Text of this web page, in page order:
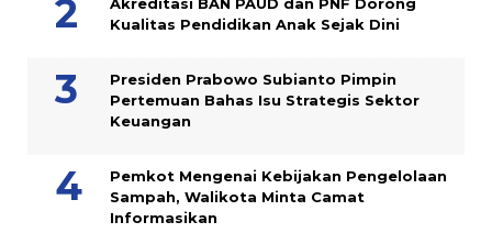
Kualitas Pendidikan Anak Sejak Dini
Presiden Prabowo Subianto Pimpin
Pertemuan Bahas Isu Strategis Sektor
Keuangan
Pemkot Mengenai Kebijakan Pengelolaan
Sampah, Walikota Minta Camat
Informasikan